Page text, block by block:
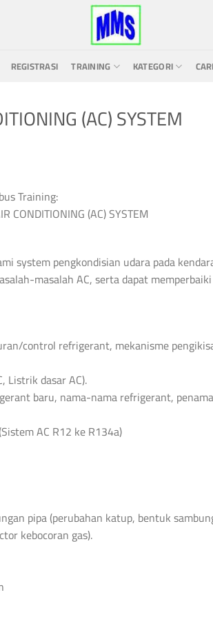
REGISTRASI TRAINING KATEGORI
(AC) SYSTEM
Training:
CONDITIONING (AC) SYSTEM
system pengkondisian udara pada
masalah AC, serta dapat
control refrigerant, mekanisme
Listrik dasar AC).
baru, nama-nama refrigerant,
AC R12 ke R134a)
pipa (perubahan katup, bentuk
kebocoran gas).